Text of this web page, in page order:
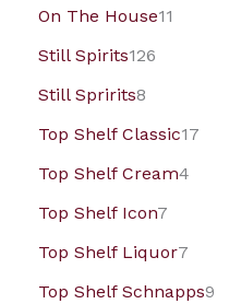
On The House11
Still Spirits126
Still Spririts8
Top Shelf Classic17
Top Shelf Cream4
Top Shelf Icon7
Top Shelf Liquor7
Top Shelf Schnapps9